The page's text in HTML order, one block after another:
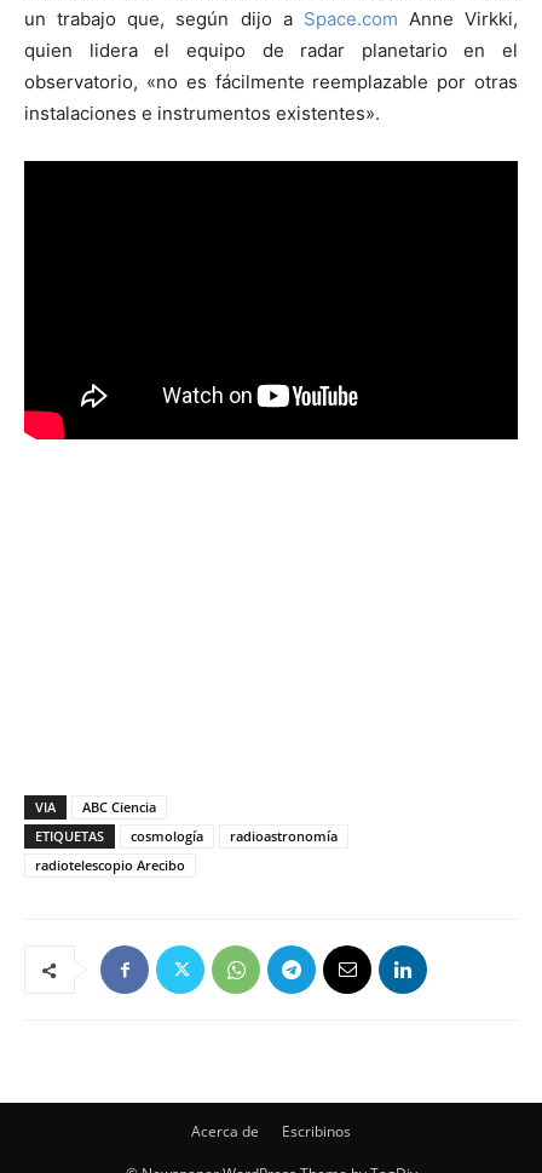
un trabajo que, según dijo a Space.com Anne Virkki,
quien lidera el equipo de radar planetario en el
observatorio, «no es fácilmente reemplazable por otras
instalaciones e instrumentos existentes».
VIA
ABC Ciencia
ETIQUETAS
cosmología
radioastronomía
radiotelescopio Arecibo
Acerca de Escribinos